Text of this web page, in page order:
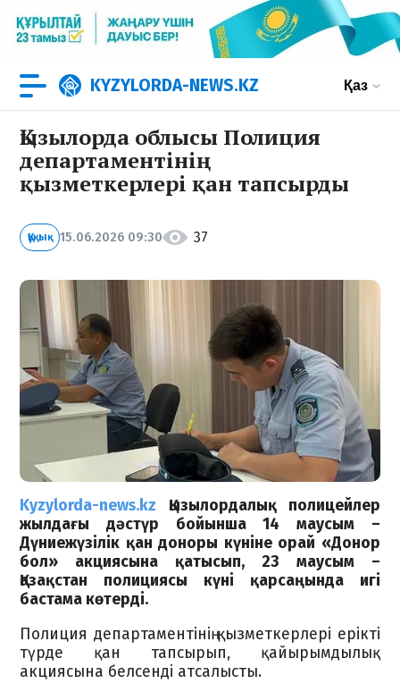
KYZYLORDA-NEWS.KZ Қаз
Қызылорда облысы Полиция
департаментінің
қызметкерлері қан тапсырды
Құқық 15.06.2026 09:30 37
Kyzylorda-news.kz Қызылордалық полицейлер
жылдағы дәстүр бойынша 14 маусым –
Дүниежүзілік қан доноры күніне орай «Донор
бол» акциясына қатысып, 23 маусым –
Қазақстан полициясы күні қарсаңында игі
бастама көтерді.
Полиция департаментінің қызметкерлері ерікті
түрде қан тапсырып, қайырымдылық
акциясына белсенді атсалысты.